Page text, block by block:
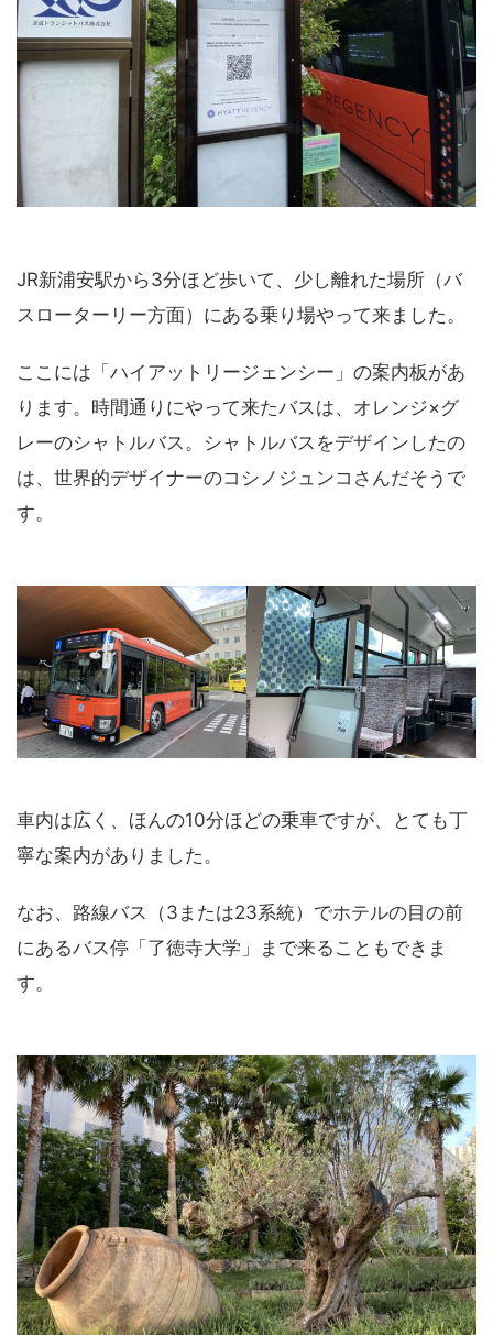
JR新浦安駅から3分ほど歩いて、少し離れた場所（バ
スローターリー方面）にある乗り場やって来ました。
ここには「ハイアットリージェンシー」の案内板があ
ります。時間通りにやって来たバスは、オレンジ×グ
レーのシャトルバス。シャトルバスをデザインしたの
は、世界的デザイナーのコシノジュンコさんだそうで
す。
車内は広く、ほんの10分ほどの乗車ですが、とても丁
寧な案内がありました。
なお、路線バス（3または23系統）でホテルの目の前
にあるバス停「了徳寺大学」まで来ることもできま
す。